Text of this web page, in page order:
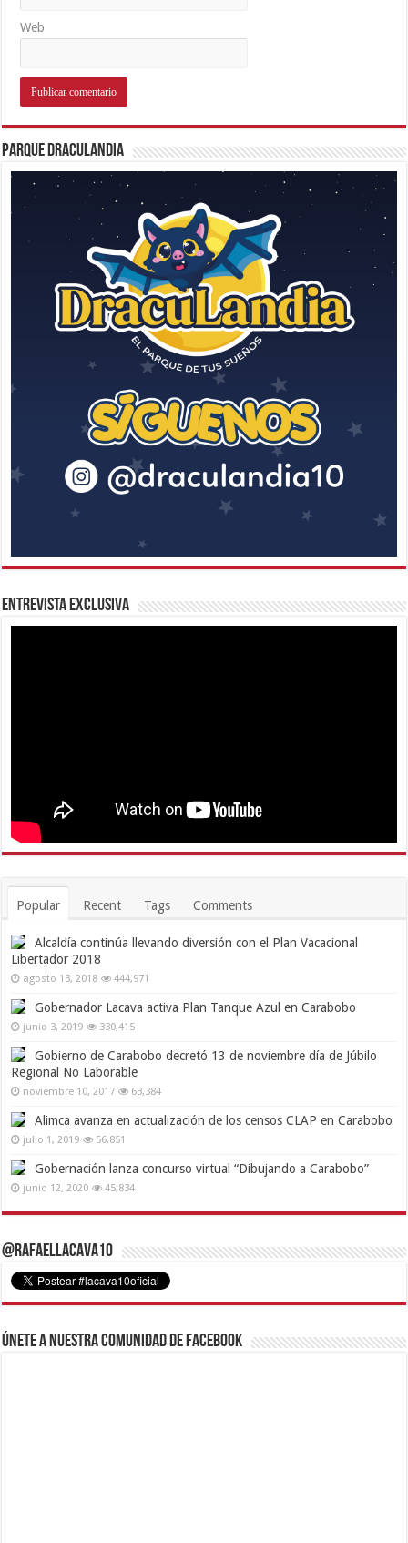
Web
Parque Draculandia
Entrevista Exclusiva
Popular Recent Tags Comments
Alcaldía continúa llevando diversión con el Plan Vacacional
Libertador 2018
agosto 13, 2018 444,971
Gobernador Lacava activa Plan Tanque Azul en Carabobo
junio 3, 2019 330,415
Gobierno de Carabobo decretó 13 de noviembre día de Júbilo
Regional No Laborable
noviembre 10, 2017 63,384
Alimca avanza en actualización de los censos CLAP en Carabobo
julio 1, 2019 56,851
Gobernación lanza concurso virtual “Dibujando a Carabobo”
junio 12, 2020 45,834
@RafaelLacava10
Únete a nuestra comunidad de Facebook